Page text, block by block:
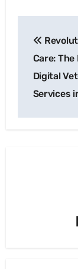
Care: The
Digital
Services